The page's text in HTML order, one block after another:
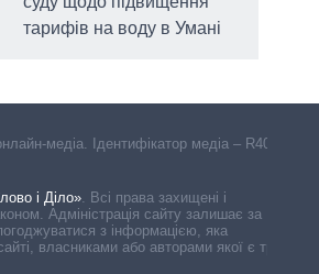
тарифів на воду в Умані
медіа. Ідентифікатор медіа – R40-
і Діло». Всі права захищені і
Адміністрація сайту залишає за
з інформацією, яка
власниками або авторами якої є треті